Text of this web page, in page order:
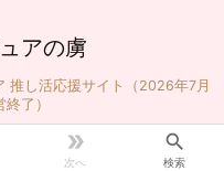
アの虜
推し活応援サイト（2026年7月
了）

次へ

検索